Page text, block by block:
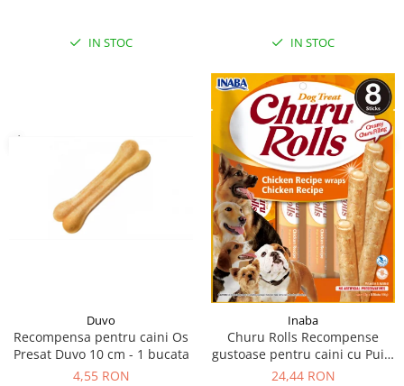
IN STOC IN STOC
Duvo
Recompensa pentru caini Os
Presat Duvo 10 cm - 1 bucata
4,55 RON
Inaba
Churu Rolls Recompense
gustoase pentru caini cu Pui 8
x 12 g
24,44 RON